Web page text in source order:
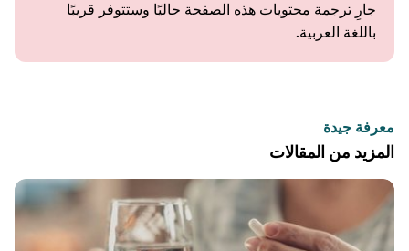
جارِ ترجمة محتويات هذه الصفحة حاليًا وستتوفر قريبًا
باللغة العربية.
معرفة جيدة
المزيد من المقالات